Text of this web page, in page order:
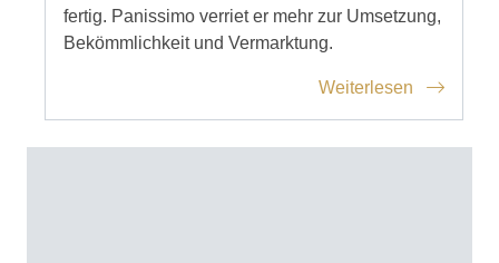
fertig. Panissimo verriet er mehr zur Umsetzung,
Bekömmlichkeit und Vermarktung.
Weiterlesen